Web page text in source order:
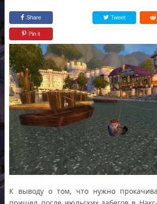
Share Tweet
Pin it
К выводу о том, что нужно